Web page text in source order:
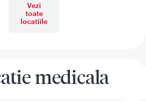
Vezi
toate
locatiile
medicala